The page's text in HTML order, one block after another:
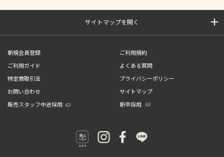
サイトマップを開く
新規会員登録
ご利用規約
ご利用ガイド
よくある質問
特定商取引法
プライバシーポリシー
お問い合わせ
サイトマップ
販売スタッフ中途採用
新卒採用